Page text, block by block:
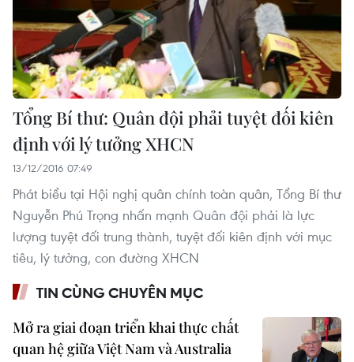
Tổng Bí thư: Quân đội phải tuyệt đối kiên
định với lý tưởng XHCN
13/12/2016 07:49
Phát biểu tại Hội nghị quân chính toàn quân, Tổng Bí thư
Nguyễn Phú Trọng nhấn mạnh Quân đội phải là lực
lượng tuyệt đối trung thành, tuyệt đối kiên định với mục
tiêu, lý tưởng, con đường XHCN
TIN CÙNG CHUYÊN MỤC
Mở ra giai đoạn triển khai thực chất
quan hệ giữa Việt Nam và Australia